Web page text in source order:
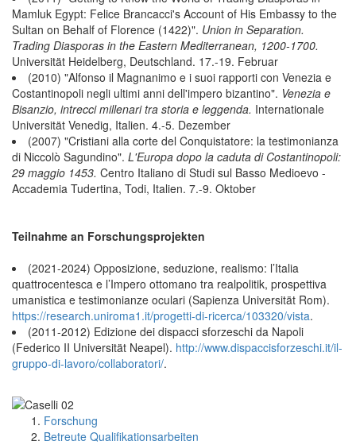
Mamluk Egypt: Felice Brancacci's Account of His Embassy to the
Sultan on Behalf of Florence (1422)". Union in Separation.
Trading Diasporas in the Eastern Mediterranean, 1200-1700.
Universität Heidelberg, Deutschland. 17.-19. Februar
(2010) "Alfonso il Magnanimo e i suoi rapporti con Venezia e
Costantinopoli negli ultimi anni dell'impero bizantino". Venezia e
Bisanzio, intrecci millenari tra storia e leggenda. Internationale
Universität Venedig, Italien. 4.-5. Dezember
(2007) "Cristiani alla corte del Conquistatore: la testimonianza
di Niccolò Sagundino". L'Europa dopo la caduta di Costantinopoli:
29 maggio 1453. Centro Italiano di Studi sul Basso Medioevo -
Accademia Tudertina, Todi, Italien. 7.-9. Oktober
Teilnahme an Forschungsprojekten
(2021-2024) Opposizione, seduzione, realismo: l’Italia
quattrocentesca e l’Impero ottomano tra realpolitik, prospettiva
umanistica e testimonianze oculari (Sapienza Universität Rom).
https://research.uniroma1.it/progetti-di-ricerca/103320/vista.
(2011-2012) Edizione dei dispacci sforzeschi da Napoli
(Federico II Universität Neapel). http://www.dispaccisforzeschi.it/il-
gruppo-di-lavoro/collaboratori/.
Forschung
Betreute Qualifikationsarbeiten